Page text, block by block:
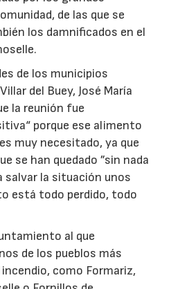
de las que se
los damnificados en el
de los municipios
del Buey, José María
la reunión fue
porque ese alimento
muy necesitado, ya que
se han quedado ”sin nada
salvar la situación unos
está todo perdido, todo
al que
de los pueblos más
como Formariz,